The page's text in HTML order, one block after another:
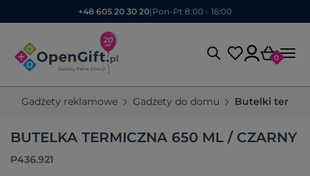
+48 605 20 30 20| Pon-Pt 8:00 - 16:00
0
Gadżety reklamowe Gadżety do domu Butelki
BUTELKA TERMICZNA 650 ML / CZARNY
P436.921